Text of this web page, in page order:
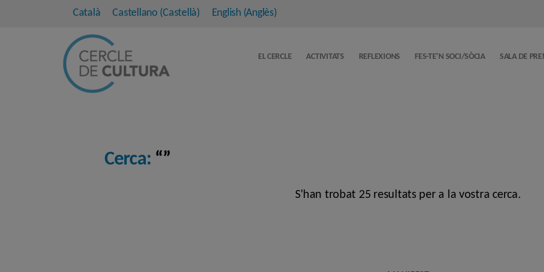
Català Castellano (Castellà) English(Anglès)
EL CERCLE ACTIVITATS REFLEXIONS FES-TE’N SOCI/SÒCIA SALA DE
Cerca: “”
S'han trobat 25 resultats per a la vostra cerca.